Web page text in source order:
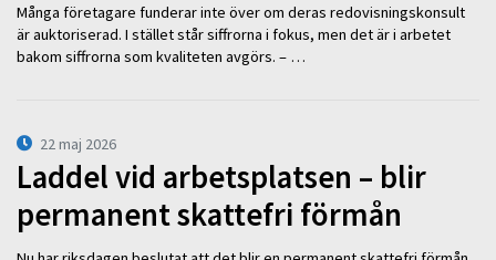
Många företagare funderar inte över om deras redovisningskonsult
är auktoriserad. I stället står siffrorna i fokus, men det är i arbetet
bakom siffrorna som kvaliteten avgörs. – …
22 maj 2026
Laddel vid arbetsplatsen – blir
permanent skattefri förmån